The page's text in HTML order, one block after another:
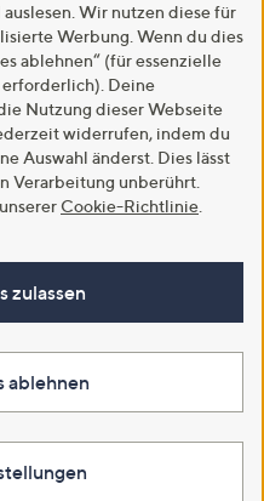
Wir nutzen diese für
Werbung. Wenn du dies
ablehnen“ (für essenzielle
Deine
Nutzung dieser Webseite
widerrufen, indem du
Auswahl änderst. Dies lässt
Verarbeitung unberührt.
Cookie-Richtlinie
zulassen
ablehnen